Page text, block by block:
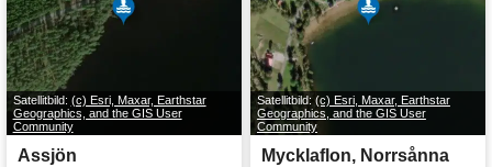
Satellitbild: (c) Esri, Maxar, Earthstar
Geographics, and the GIS User
Community
Assjön
Satellitbild: (c) Esri, Maxar, Earthstar
Geographics, and the GIS User
Community
Mycklaflon, Norrsånna